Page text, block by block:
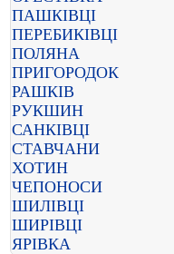
ПАШКІВЦІ
ПЕРЕБИКІВЦІ
ПОЛЯНА
ПРИГОРОДОК
РАШКІВ
РУКШИН
САНКІВЦІ
СТАВЧАНИ
ХОТИН
ЧЕПОНОСИ
ШИЛІВЦІ
ШИРІВЦІ
ЯРІВКА